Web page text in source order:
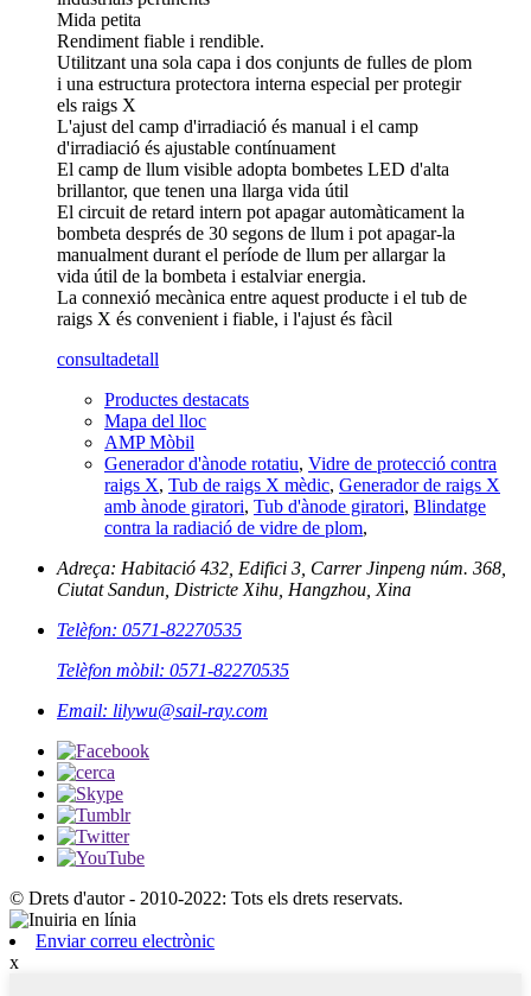
Mida petita
Rendiment fiable i rendible.
Utilitzant una sola capa i dos conjunts de fulles de plom
i una estructura protectora interna especial per protegir
els raigs X
L'ajust del camp d'irradiació és manual i el camp
d'irradiació és ajustable contínuament
El camp de llum visible adopta bombetes LED d'alta
brillantor, que tenen una llarga vida útil
El circuit de retard intern pot apagar automàticament la
bombeta després de 30 segons de llum i pot apagar-la
manualment durant el període de llum per allargar la
vida útil de la bombeta i estalviar energia.
La connexió mecànica entre aquest producte i el tub de
raigs X és convenient i fiable, i l'ajust és fàcil
consultadetall
Productes destacats
Mapa del lloc
AMP Mòbil
Generador d'ànode rotatiu, Vidre de protecció contra
raigs X, Tub de raigs X mèdic, Generador de raigs X
amb ànode giratori, Tub d'ànode giratori, Blindatge
contra la radiació de vidre de plom,
Adreça: Habitació 432, Edifici 3, Carrer Jinpeng núm. 368,
Ciutat Sandun, Districte Xihu, Hangzhou, Xina
Telèfon: 0571-82270535
Telèfon mòbil: 0571-82270535
Email: lilywu@sail-ray.com
© Drets d'autor - 2010-2022: Tots els drets reservats.
Enviar correu electrònic
x